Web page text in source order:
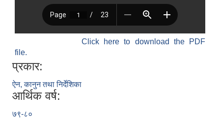
Click here to download the PDF
file.
प्रकार:
ऐन, कानुन तथा निर्देशिका
आर्थिक वर्ष:
७९-८०